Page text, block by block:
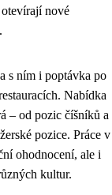
nové
s ním i poptávka po
Nabídka
– od pozic číšníků a
pozice. Práce v
ohodnocení, ale i
kultur.